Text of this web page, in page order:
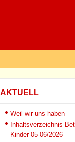
AKTUELL
Weil wir uns haben
Inhaltsverzeichnis
Kinder 05-06/2026